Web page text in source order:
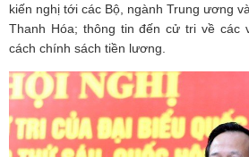
kiến nghị tới các Bộ, ngành Trung ương
Thanh Hóa; thông tin đến cử tri về các
cách chính sách tiền lương.